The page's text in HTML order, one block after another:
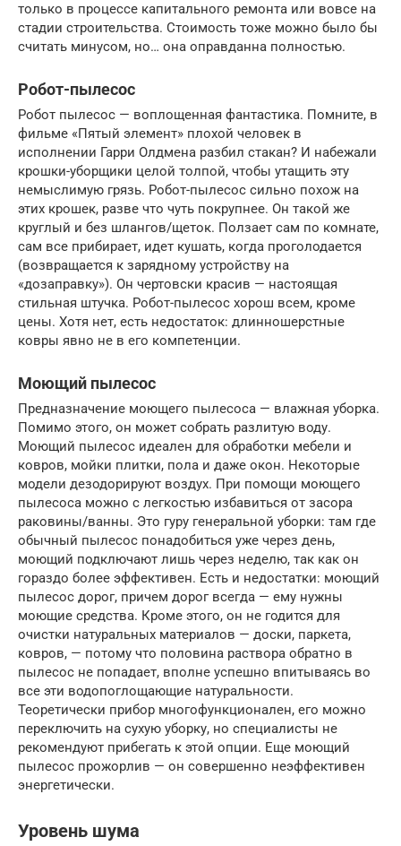
только в процессе капитального ремонта или вовсе на
стадии строительства. Стоимость тоже можно было бы
считать минусом, но… она оправданна полностью.
Робот-пылесос
Робот пылесос — воплощенная фантастика. Помните, в
фильме «Пятый элемент» плохой человек в
исполнении Гарри Олдмена разбил стакан? И набежали
крошки-уборщики целой толпой, чтобы утащить эту
немыслимую грязь. Робот-пылесос сильно похож на
этих крошек, разве что чуть покрупнее. Он такой же
круглый и без шлангов/щеток. Ползает сам по комнате,
сам все прибирает, идет кушать, когда проголодается
(возвращается к зарядному устройству на
«дозаправку»). Он чертовски красив — настоящая
стильная штучка. Робот-пылесос хорош всем, кроме
цены. Хотя нет, есть недостаток: длинношерстные
ковры явно не в его компетенции.
Моющий пылесос
Предназначение моющего пылесоса — влажная уборка.
Помимо этого, он может собрать разлитую воду.
Моющий пылесос идеален для обработки мебели и
ковров, мойки плитки, пола и даже окон. Некоторые
модели дезодорируют воздух. При помощи моющего
пылесоса можно с легкостью избавиться от засора
раковины/ванны. Это гуру генеральной уборки: там где
обычный пылесос понадобиться уже через день,
моющий подключают лишь через неделю, так как он
гораздо более эффективен. Есть и недостатки: моющий
пылесос дорог, причем дорог всегда — ему нужны
моющие средства. Кроме этого, он не годится для
очистки натуральных материалов — доски, паркета,
ковров, — потому что половина раствора обратно в
пылесос не попадает, вполне успешно впитываясь во
все эти водопоглощающие натуральности.
Теоретически прибор многофункционален, его можно
переключить на сухую уборку, но специалисты не
рекомендуют прибегать к этой опции. Еще моющий
пылесос прожорлив — он совершенно неэффективен
энергетически.
Уровень шума